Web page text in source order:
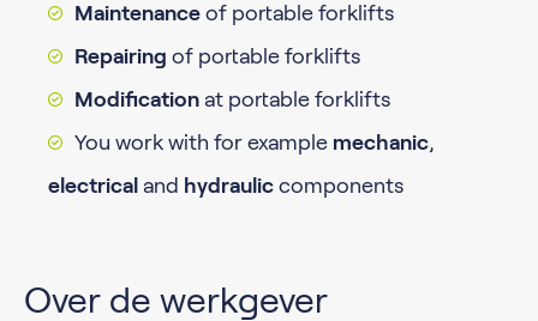
Maintenance of portable forklifts
Repairing of portable forklifts
Modification at portable forklifts
You work with for example mechanic,
electrical and hydraulic components
Over de werkgever